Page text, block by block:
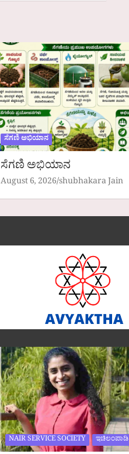
ಸೆಗಣಿ ಅಭಿಯಾನ
ಸೆಗಣಿ ಅಭಿಯಾನ
August 6, 2026 shubhakara Jain
NAIR SERVICE SOCIETY ಇಚಿಲಂಪಾಡಿ